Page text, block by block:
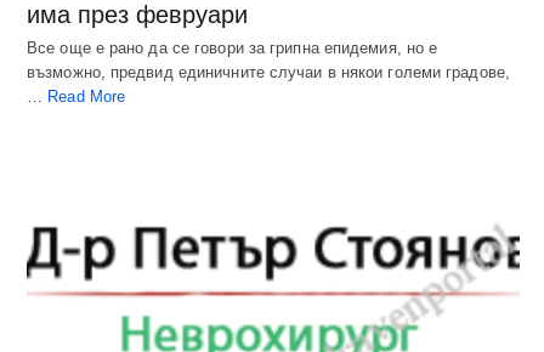
има през февруари
Все още е рано да се говори за грипна епидемия, но е
възможно, предвид единичните случаи в някои големи градове,
… Read More